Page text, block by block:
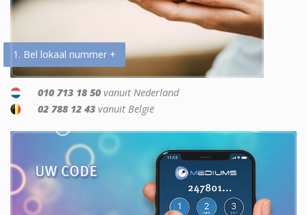
1. Bel lokaal nummer +
010 713 18 50 vanuit Nederland
02 788 12 43 vanuit België